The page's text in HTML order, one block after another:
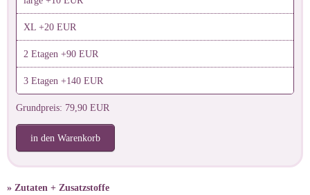
XL +20 EUR
2 Etagen +90 EUR
3 Etagen +140 EUR
Grundpreis: 79,90 EUR
in den Warenkorb
» Zutaten + Zusatzstoffe